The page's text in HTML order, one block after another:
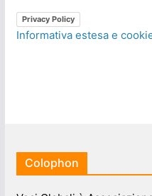
Privacy Policy
Informativa estesa e
Colophon